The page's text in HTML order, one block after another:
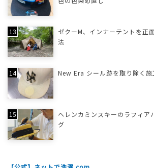
ゼクーM、インナーテントを正
法
New Era シール跡を取り除く施
ヘレンカミンスキーのラフィア
グ